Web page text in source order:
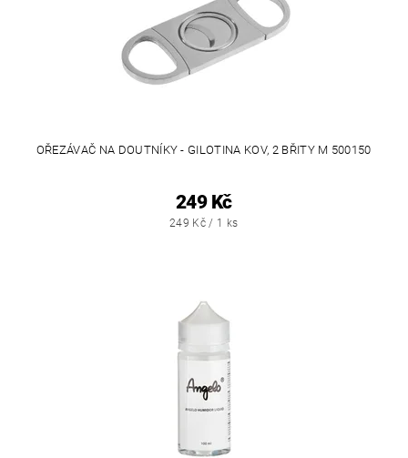
OŘEZÁVAČ NA DOUTNÍKY - GILOTINA KOV, 2 BŘITY M 500150
249 Kč
249 Kč / 1 ks